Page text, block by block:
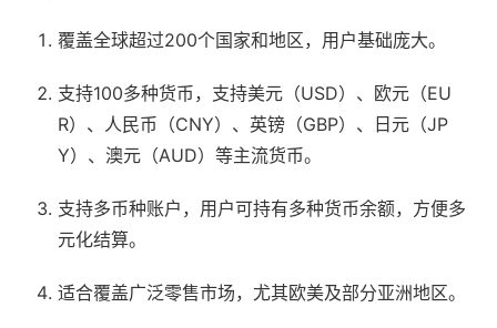
覆盖全球超过200个国家和地区，用户基础庞大。
支持100多种货币，支持美元（USD）、欧元（EU
R）、人民币（CNY）、英镑（GBP）、日元（JP
Y）、澳元（AUD）等主流货币。
支持多币种账户，用户可持有多种货币余额，方便多
元化结算。
适合覆盖广泛零售市场，尤其欧美及部分亚洲地区。